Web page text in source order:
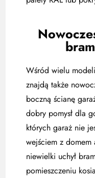
Wśród wielu modeli
znajdą także
boczną ścianę
dobry pomysł dla
których garaż nie
wejściem z
niewielki uchył
pomieszczeniu